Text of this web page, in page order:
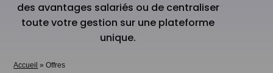
des avantages salariés ou de centraliser
toute votre gestion sur une plateforme
unique.
Accueil »Offres